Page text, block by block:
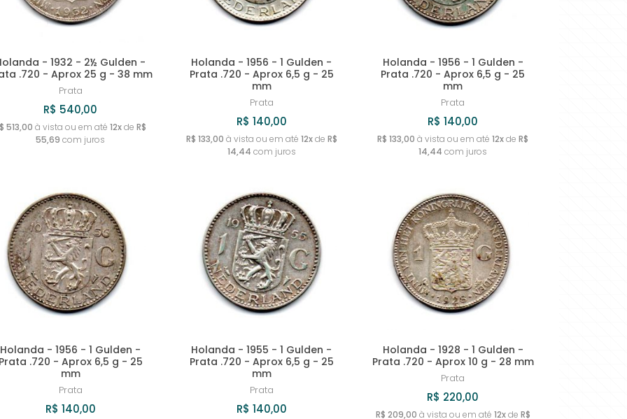
- 1932 - 2½ Gulden -
.720 - Aprox 25 g - 38 mm
Prata
R$ 540,00
513,00 à vista ou em até12xdeR$
55,69 com juros
Holanda - 1956 - 1 Gulden -
Prata .720 - Aprox 6,5 g - 25
mm
Prata
R$ 140,00
R$ 133,00 à vista ou em até 12xde R$
14,44 com juros
Holanda - 1956 - 1 Gulden -
Prata .720 - Aprox 6,5 g - 25
mm
Prata
R$ 140,00
R$ 133,00 à vista ou em até12xdeR$
14,44 com juros
Holanda - 1956 - 1 Gulden -
.720 - Aprox 6,5 g - 25
mm
Prata
R$ 140,00
Holanda - 1955 - 1 Gulden -
Prata .720 - Aprox 6,5 g - 25
mm
Prata
R$ 140,00
Holanda - 1928 - 1 Gulden -
Prata .720 - Aprox 10 g - 28 mm
Prata
R$ 220,00
R$ 209,00 à vista ou em até 12xde R$